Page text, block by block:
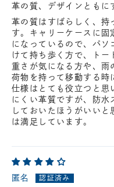
革の質、デザインともに
革の質はすばらしく、持
す。キャリーケースに固
になっているので、パ
けて持ち歩く方で、トー
重さが気になる方や、雨
荷物を持って移動する時
仕様はとても役立つと思
にくい革質ですが、防水
しておいたほうがいい
は満足しています。
匿名